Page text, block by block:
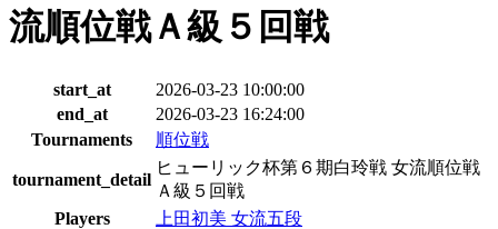
流順位戦Ａ級５回戦
start_at
2026-03-23 10:00:00
end_at
2026-03-23 16:24:00
Tournaments
順位戦
tournament_detail
ヒューリック杯第６期白玲戦 女流順位戦
Ａ級５回戦
Players
上田初美 女流五段